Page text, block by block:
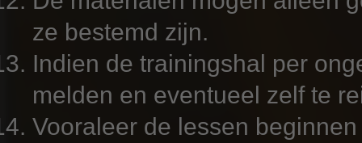
ze bestemd zijn.
Indien de trainingshal per
melden en eventueel zelf te
Vooraleer de lessen